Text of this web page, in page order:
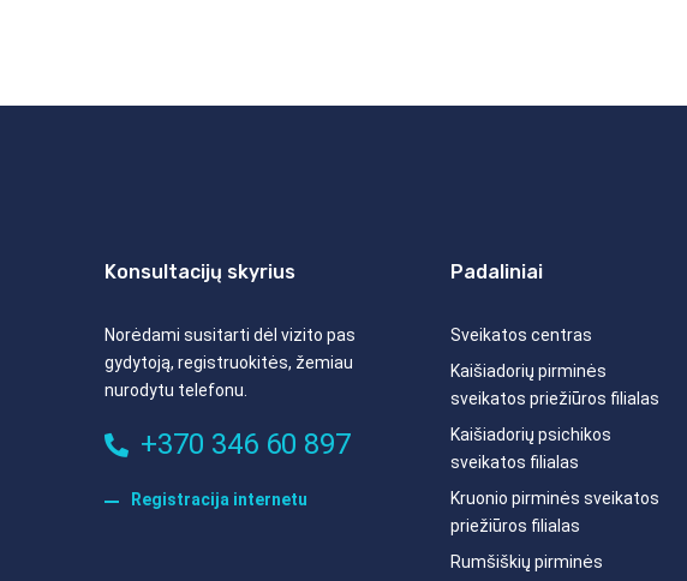
Konsultacijų skyrius
Norėdami susitarti dėl vizito pas
gydytoją, registruokitės, žemiau
nurodytu telefonu.
+370 346 60 897
Registracija internetu
Padaliniai
Sveikatos centras
Kaišiadorių pirminės
sveikatos priežiūros filialas
Kaišiadorių psichikos
sveikatos filialas
Kruonio pirminės sveikatos
priežiūros filialas
Rumšiškių pirminės